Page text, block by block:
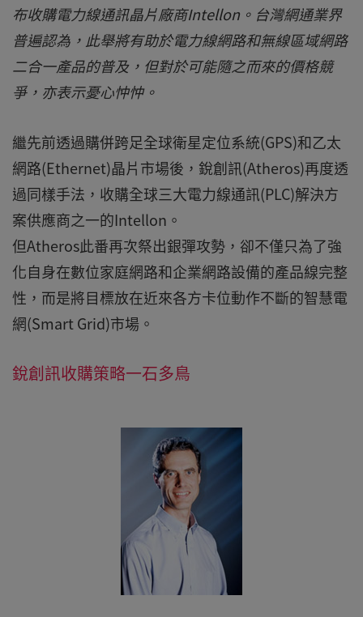
布收購電力線通訊晶片廠商Intellon。台灣網通業界
普遍認為，此舉將有助於電力線網路和無線區域網路
二合一產品的普及，但對於可能隨之而來的價格競
爭，亦表示憂心忡忡。
繼先前透過購併跨足全球衛星定位系統(GPS)和乙太
網路(Ethernet)晶片市場後，銳創訊(Atheros)再度透
過同樣手法，收購全球三大電力線通訊(PLC)解決方
案供應商之一的Intellon。
但Atheros此番再次祭出銀彈攻勢，卻不僅只為了強
化自身在數位家庭網路和企業網路設備的產品線完整
性，而是將目標放在近來各方卡位動作不斷的智慧電
網(Smart Grid)市場。
銳創訊收購策略一石多鳥